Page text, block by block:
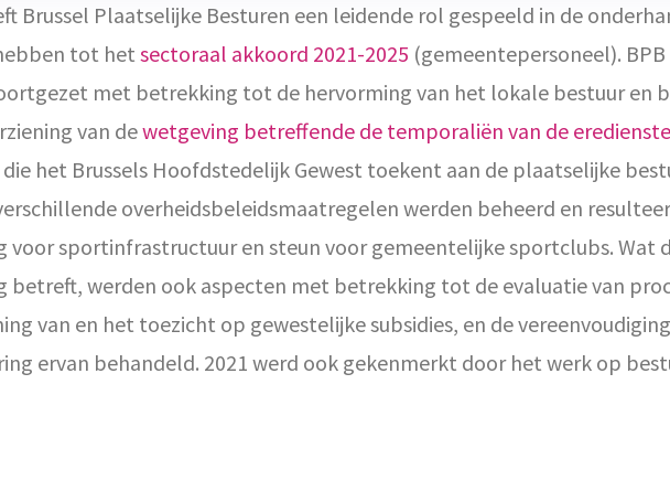
Brussel Plaatselijke Besturen een leidende rol gespeeld in de
tot hetsectoraal akkoord 2021-2025 (gemeentepersoneel).
met betrekking tot de hervorming van het lokale bestuuren
van dewetgeving betreffende de temporaliën van de
het Brussels Hoofdstedelijk Gewest toekent aan de plaatselijke
overheidsbeleidsmaatregelen werden beheerd en
voor sportinfrastructuur en steun voor gemeentelijke sportclubs. Wat
betreft, werden ook aspecten met betrekking tot de evaluatie van
van en het toezicht op gewestelijke subsidies, en de
ervan behandeld. 2021 werd ook gekenmerkt door het werk op